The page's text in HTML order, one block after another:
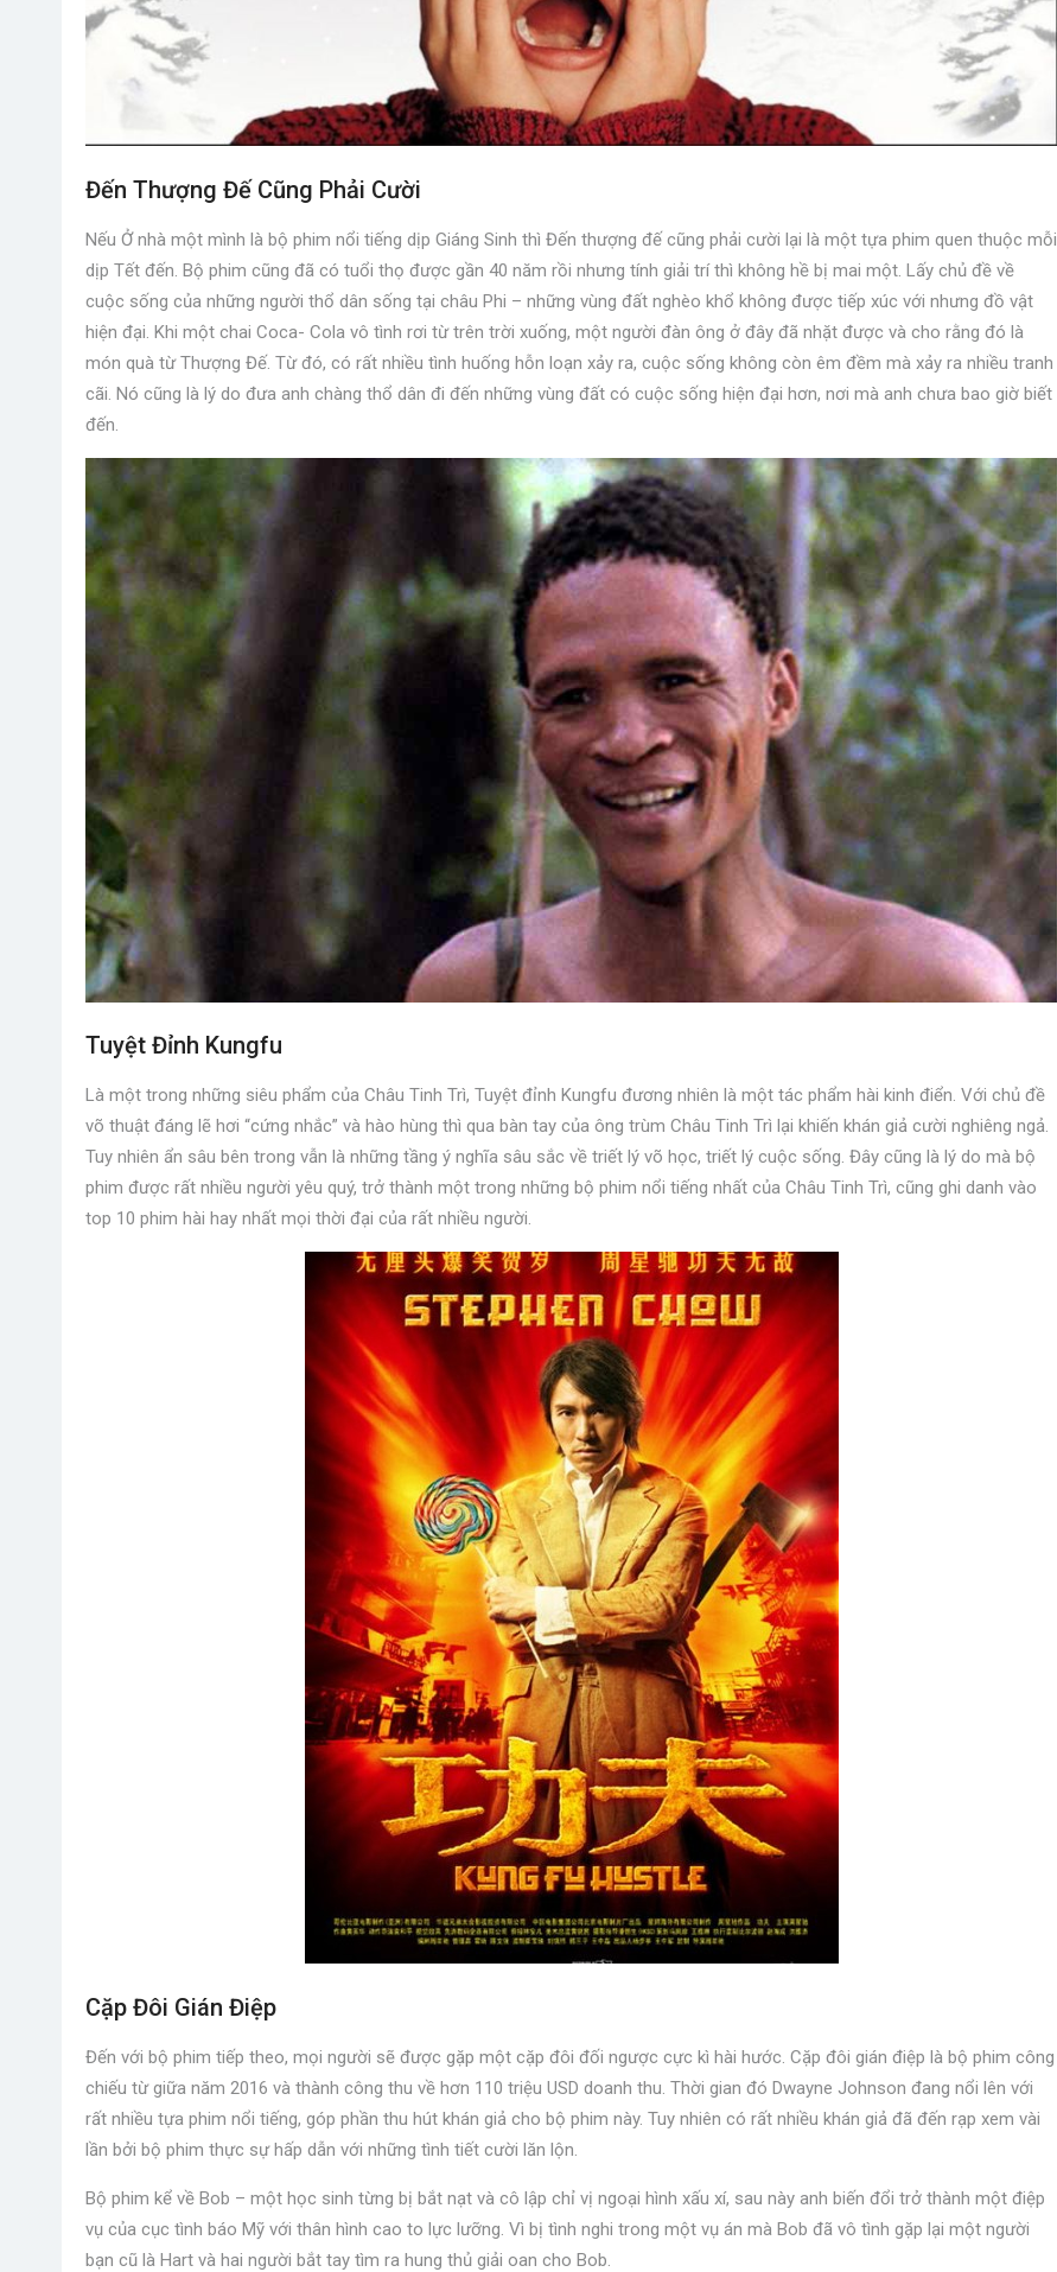
Đến Thượng Đế Cũng Phải Cười
Nếu Ở nhà một mình là bộ phim nổi tiếng dịp Giáng Sinh thì Đến thượng đế cũng phải cười lại là một tựa phim quen thuộc mỗi
dịp Tết đến. Bộ phim cũng đã có tuổi thọ được gần 40 năm rồi nhưng tính giải trí thì không hề bị mai một. Lấy chủ đề về
cuộc sống của những người thổ dân sống tại châu Phi – những vùng đất nghèo khổ không được tiếp xúc với nhưng đồ vật
hiện đại. Khi một chai Coca- Cola vô tình rơi từ trên trời xuống, một người đàn ông ở đây đã nhặt được và cho rằng đó là
món quà từ Thượng Đế. Từ đó, có rất nhiều tình huống hỗn loạn xảy ra, cuộc sống không còn êm đềm mà xảy ra nhiều tranh
cãi. Nó cũng là lý do đưa anh chàng thổ dân đi đến những vùng đất có cuộc sống hiện đại hơn, nơi mà anh chưa bao giờ biết
đến.
Tuyệt Đỉnh Kungfu
Là một trong những siêu phẩm của Châu Tinh Trì, Tuyệt đỉnh Kungfu đương nhiên là một tác phẩm hài kinh điển. Với chủ đề
võ thuật đáng lẽ hơi “cứng nhắc” và hào hùng thì qua bàn tay của ông trùm Châu Tinh Trì lại khiến khán giả cười nghiêng ngả.
Tuy nhiên ẩn sâu bên trong vẫn là những tầng ý nghĩa sâu sắc về triết lý võ học, triết lý cuộc sống. Đây cũng là lý do mà bộ
phim được rất nhiều người yêu quý, trở thành một trong những bộ phim nổi tiếng nhất của Châu Tinh Trì, cũng ghi danh vào
top 10 phim hài hay nhất mọi thời đại của rất nhiều người.
Cặp Đôi Gián Điệp
Đến với bộ phim tiếp theo, mọi người sẽ được gặp một cặp đôi đối ngược cực kì hài hước. Cặp đôi gián điệp là bộ phim công
chiếu từ giữa năm 2016 và thành công thu về hơn 110 triệu USD doanh thu. Thời gian đó Dwayne Johnson đang nổi lên với
rất nhiều tựa phim nổi tiếng, góp phần thu hút khán giả cho bộ phim này. Tuy nhiên có rất nhiều khán giả đã đến rạp xem vài
lần bởi bộ phim thực sự hấp dẫn với những tình tiết cười lăn lộn.
Bộ phim kể về Bob – một học sinh từng bị bắt nạt và cô lập chỉ vị ngoại hình xấu xí, sau này anh biến đổi trở thành một điệp
vụ của cục tình báo Mỹ với thân hình cao to lực lưỡng. Vì bị tình nghi trong một vụ án mà Bob đã vô tình gặp lại một người
bạn cũ là Hart và hai người bắt tay tìm ra hung thủ giải oan cho Bob.